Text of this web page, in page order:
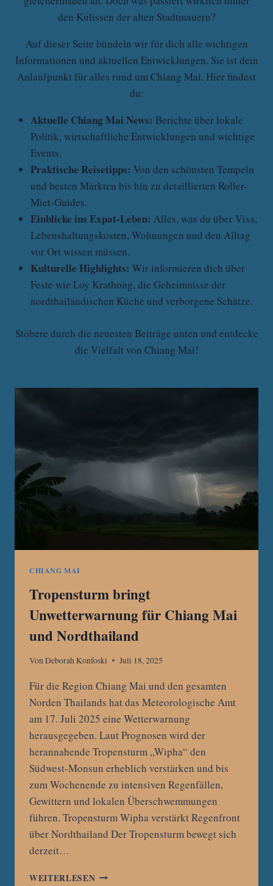
den Kulissen der alten Stadtmauern?
Auf dieser Seite bündeln wir für dich alle wichtigen
Informationen und aktuellen Entwicklungen. Sie ist dein
Anlaufpunkt für alles rund um Chiang Mai. Hier findest
du:
Aktuelle Chiang Mai News: Berichte über lokale
Politik, wirtschaftliche Entwicklungen und wichtige
Events.
Praktische Reisetipps: Von den schönsten Tempeln
und besten Märkten bis hin zu detaillierten Roller-
Miet-Guides.
Einblicke ins Expat-Leben: Alles, was du über Visa,
Lebenshaltungskosten, Wohnungen und den Alltag
vor Ort wissen müssen.
Kulturelle Highlights: Wir informieren dich über
Feste wie Loy Krathong, die Geheimnisse der
nordthailändischen Küche und verborgene Schätze.
Stöbere durch die neuesten Beiträge unten und entdecke
die Vielfalt von Chiang Mai!
CHIANG MAI
Tropensturm bringt
Unwetterwarnung für Chiang Mai
und Nordthailand
VonDeborah Konfoski Juli 18, 2025
Für die Region Chiang Mai und den gesamten
Norden Thailands hat das Meteorologische Amt
am 17. Juli 2025 eine Wetterwarnung
herausgegeben. Laut Prognosen wird der
herannahende Tropensturm „Wipha“ den
Südwest-Monsun erheblich verstärken und bis
zum Wochenende zu intensiven Regenfällen,
Gewittern und lokalen Überschwemmungen
führen. Tropensturm Wipha verstärkt Regenfront
über Nordthailand Der Tropensturm bewegt sich
derzeit…
WEITERLESENTROPENSTURM